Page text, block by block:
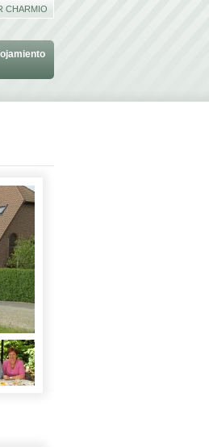
CHARMIO